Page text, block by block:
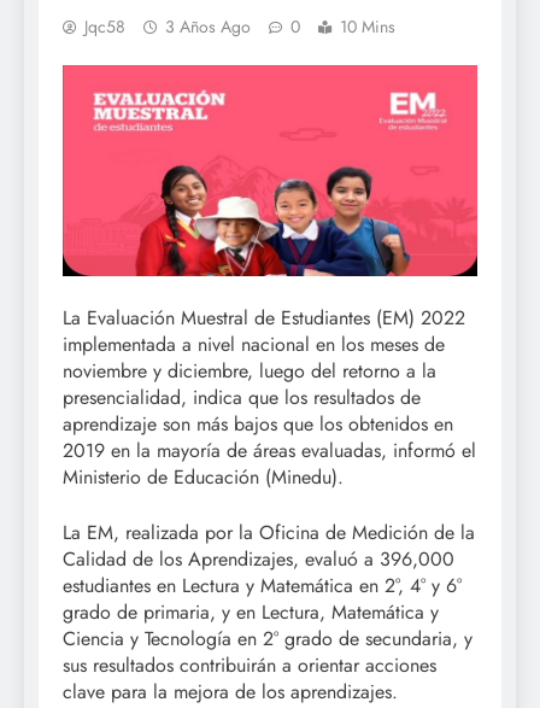
Jqc58 3 Años Ago 0 10 Mins
La Evaluación Muestral de Estudiantes (EM) 2022
implementada a nivel nacional en los meses de
noviembre y diciembre, luego del retorno a la
presencialidad, indica que los resultados de
aprendizaje son más bajos que los obtenidos en
2019 en la mayoría de áreas evaluadas, informó el
Ministerio de Educación (Minedu).
La EM, realizada por la Oficina de Medición de la
Calidad de los Aprendizajes, evaluó a 396,000
estudiantes en Lectura y Matemática en 2°, 4° y 6°
grado de primaria, y en Lectura, Matemática y
Ciencia y Tecnología en 2° grado de secundaria, y
sus resultados contribuirán a orientar acciones
clave para la mejora de los aprendizajes.